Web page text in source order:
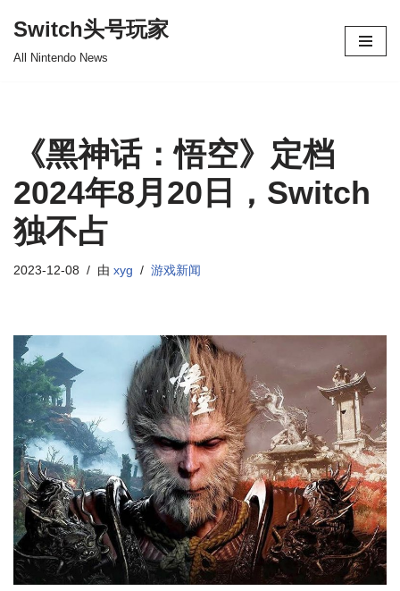
Switch头号玩家
All Nintendo News
《黑神话：悟空》定档
2024年8月20日，Switch
独不占
2023-12-08 由 xyg 游戏新闻